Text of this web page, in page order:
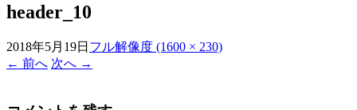
header_10
2018年5月19日 フル解像度 (1600 × 230)
← 前へ 次へ →